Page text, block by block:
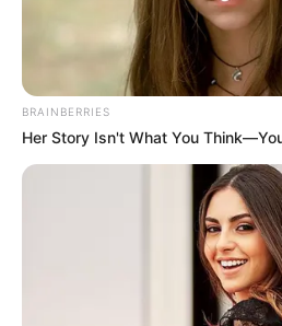
BRAINBERRIES
Her Story Isn't What You